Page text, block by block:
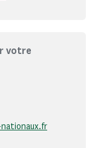
votre